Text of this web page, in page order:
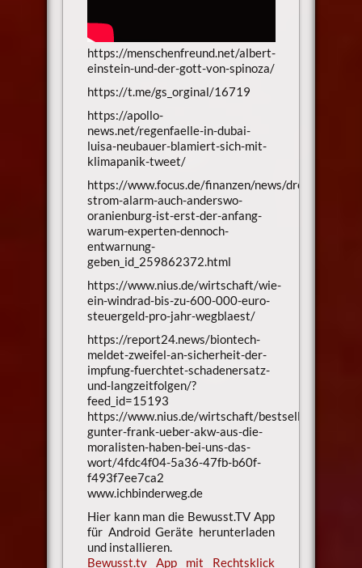
https://menschenfreund.net/albert-
einstein-und-der-gott-von-spinoza/
https://t.me/gs_orginal/16719
https://apollo-
news.net/regenfaelle-in-dubai-
luisa-neubauer-blamiert-sich-mit-
klimapanik-tweet/
https://www.focus.de/finanzen/news/droht-
strom-alarm-auch-anderswo-
oranienburg-ist-erst-der-anfang-
warum-experten-dennoch-
entwarnung-
geben_id_259862372.html
https://www.nius.de/wirtschaft/wie-
ein-windrad-bis-zu-600-000-euro-
steuergeld-pro-jahr-wegblaest/
https://report24.news/biontech-
meldet-zweifel-an-sicherheit-der-
impfung-fuerchtet-schadenersatz-
und-langzeitfolgen/?
feed_id=15193
https://www.nius.de/wirtschaft/bestsellerautor-
gunter-frank-ueber-akw-aus-die-
moralisten-haben-bei-uns-das-
wort/4fdc4f04-5a36-47fb-b60f-
f493f7ee7ca2
www.ichbinderweg.de
Hier kann man die Bewusst.TV App
für Android Geräte herunterladen
und installieren.
Bewusst.tv App mit Rechtsklick